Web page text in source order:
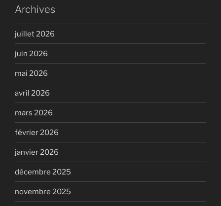
Archives
juillet 2026
juin 2026
mai 2026
avril 2026
mars 2026
février 2026
janvier 2026
décembre 2025
novembre 2025